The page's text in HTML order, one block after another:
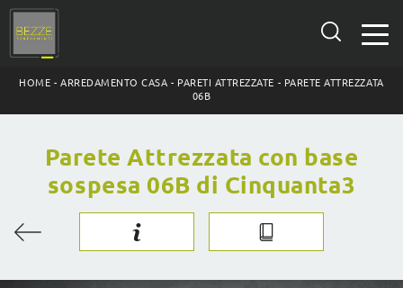
HOME -ARREDAMENTO CASA - PARETI ATTREZZATE - PARETE ATTREZZATA
06B
Parete Attrezzata con base
sospesa 06B di Cinquanta3